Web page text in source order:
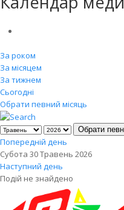
За роком
За місяцем
За тижнем
Сьогодні
Обрати певний місяць
Обрати
Попередній день
Субота 30 Травень 2026
Наступний день
Подій не знайдено